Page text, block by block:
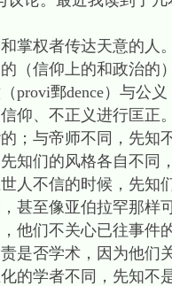
掌权者传达天意的人
（信仰上的和政治的
provi鄄dence）与公
仰、不正义进行匡正
；与帝师不同，先知
知们的风格各自不同
人不信的时候，先
甚至像亚伯拉罕那
他们不关心已往事件
是否学术，因为他
的学者不同，先知不